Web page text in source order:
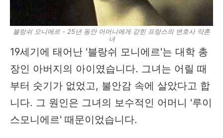
블랑쉬 모니에르 - 25년 동안 어머니에게 갇힌 프랑스의 변호사 약혼
녀
19세기에 태어난 '블랑쉬 모니에르'는 대학 총
장인 아버지의 아이였습니다. 그녀는 어릴 때
부터 숫기가 없었고, 불안감 속에 살았다고 합
니다. 그 원인은 그녀의 보수적인 어머니 '루이
스모니에르' 때문이었습니다.